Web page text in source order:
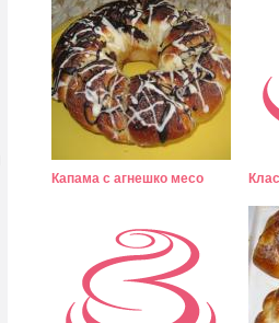
Капама с агнешко месо